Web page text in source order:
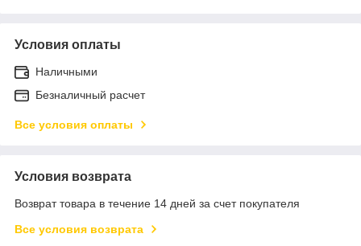
Условия оплаты
Наличными
Безналичный расчет
Все условия оплаты
Условия возврата
Возврат товара в течение 14 дней за счет покупателя
Все условия возврата